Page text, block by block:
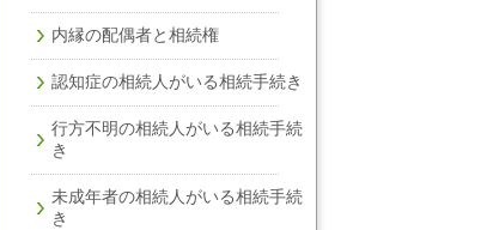
内縁の配偶者と相続権
認知症の相続人がいる相続手続き
行方不明の相続人がいる相続手続
き
未成年者の相続人がいる相続手続
き